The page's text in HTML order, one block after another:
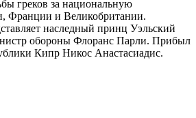
греков за национальную
Франции и Великобритании.
наследный принц Уэльский
обороны Флоранс Парли. Прибыл
Кипр Никос Анастасиадис.